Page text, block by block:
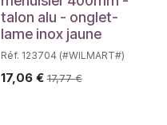
talon alu - onglet-
lame inox jaune
Réf. 123704 (#WILMART#)
17,06€ 17,77€